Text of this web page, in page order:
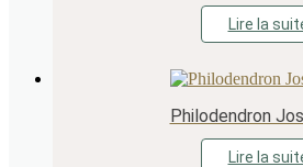
Lire la
Philodendron
Lire la